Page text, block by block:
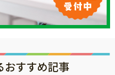
おすすめ記事